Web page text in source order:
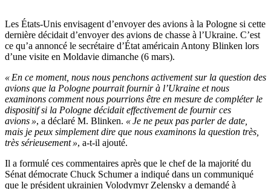
Les États-Unis envisagent d’envoyer des avions à la Pologne si cette
dernière décidait d’envoyer des avions de chasse à l’Ukraine. C’est
ce qu’a annoncé le secrétaire d’État américain Antony Blinken lors
d’une visite en Moldavie dimanche (6 mars).
« En ce moment, nous nous penchons activement sur la question des
avions que la Pologne pourrait fournir à l’Ukraine et nous
examinons comment nous pourrions être en mesure de compléter le
dispositif si la Pologne décidait effectivement de fournir ces
avions », a déclaré M. Blinken. « Je ne peux pas parler de date,
mais je peux simplement dire que nous examinons la question très,
très sérieusement », a-t-il ajouté.
Il a formulé ces commentaires après que le chef de la majorité du
Sénat démocrate Chuck Schumer a indiqué dans un communiqué
que le président ukrainien Volodymyr Zelensky a demandé à